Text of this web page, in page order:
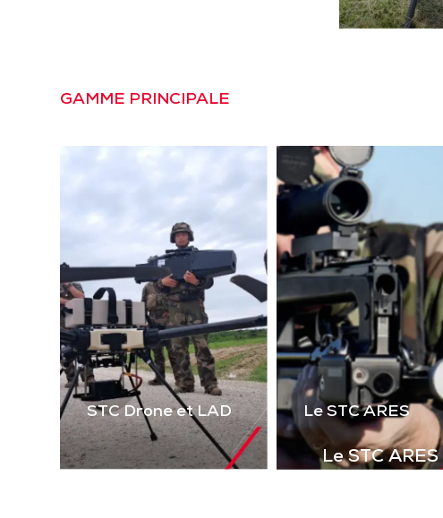
mitrailleuses. Basé sur
virtuelle)
de
le tir en
GAMME PRINCIPALE
STC Drone et LAD Le STC ARES
Le STC ARES